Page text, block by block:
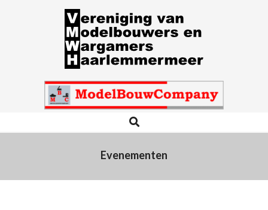
VMWH
Navigation
Search
Evenementen